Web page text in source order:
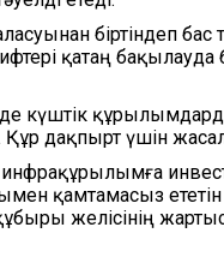
біртіндеп
қатаң
күштік
Құр дақпырт үшін
қамтамасыз
желісінің